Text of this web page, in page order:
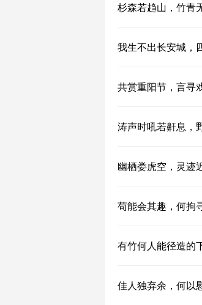
杉森若趋山，竹青
我生不出长安城，
共赏重阳节，言寻
涛声时吼若鼾息，
幽栖娄虎空，灵迹
苟能会其趣，何拘
有竹何人能径造的
佳人独弃余，何以